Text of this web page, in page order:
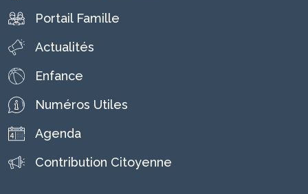
Portail Famille
Actualités
Enfance
Numéros Utiles
Agenda
Contribution Citoyenne